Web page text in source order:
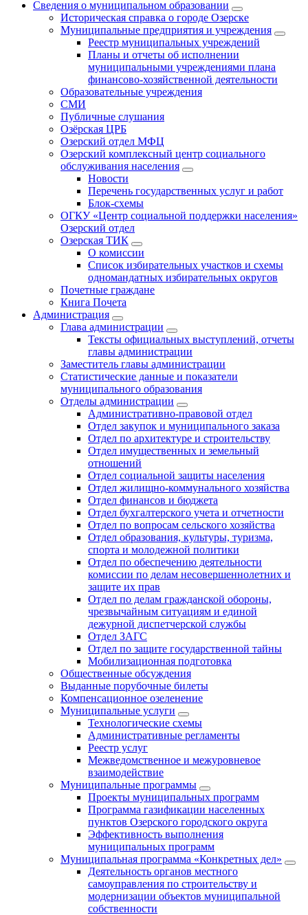
Сведения о муниципальном образовании
Историческая справка о городе Озерске
Муниципальные предприятия и учреждения
Реестр муниципальных учреждений
Планы и отчеты об исполнении
муниципальными учреждениями плана
финансово-хозяйственной деятельности
Образовательные учреждения
СМИ
Публичные слушания
Озёрская ЦРБ
Озерский отдел МФЦ
Озерский комплексный центр социального
обслуживания населения
Новости
Перечень государственных услуг и работ
Блок-схемы
ОГКУ «Центр социальной поддержки населения»
Озерский отдел
Озерская ТИК
О комиссии
Список избирательных участков и схемы
одномандатных избирательных округов
Почетные граждане
Книга Почета
Администрация
Глава администрации
Тексты официальных выступлений, отчеты
главы администрации
Заместитель главы администрации
Статистические данные и показатели
муниципального образования
Отделы администрации
Административно-правовой отдел
Отдел закупок и муниципального заказа
Отдел по архитектуре и строительству
Отдел имущественных и земельный
отношений
Отдел социальной защиты населения
Отдел жилищно-коммунального хозяйства
Отдел финансов и бюджета
Отдел бухгалтерского учета и отчетности
Отдел по вопросам сельского хозяйства
Отдел образования, культуры, туризма,
спорта и молодежной политики
Отдел по обеспечению деятельности
комиссии по делам несовершеннолетних и
защите их прав
Отдел по делам гражданской обороны,
чрезвычайным ситуациям и единой
дежурной диспетчерской службы
Отдел ЗАГС
Отдел по защите государственной тайны
Мобилизационная подготовка
Общественные обсуждения
Выданные порубочные билеты
Компенсационное озеленение
Муниципальные услуги
Технологические схемы
Административные регламенты
Реестр услуг
Межведомственное и межуровневое
взаимодействие
Муниципальные программы
Проекты муниципальных программ
Программа газификации населенных
пунктов Озерского городского округа
Эффективность выполнения
муниципальных программ
Муниципальная программа «Конкретных дел»
Деятельность органов местного
самоуправления по строительству и
модернизации объектов муниципальной
собственности